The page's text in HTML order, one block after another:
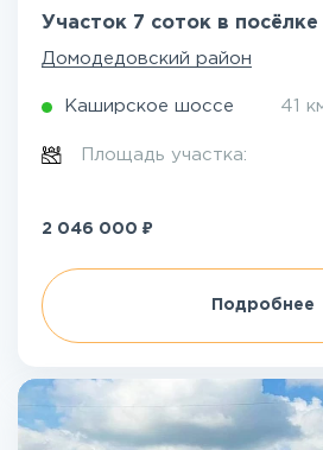
Участок 7 соток в
Домодедовский район
Каширское шоссе 41
Площадь участка:
2 046 000 ₽
Подробнее